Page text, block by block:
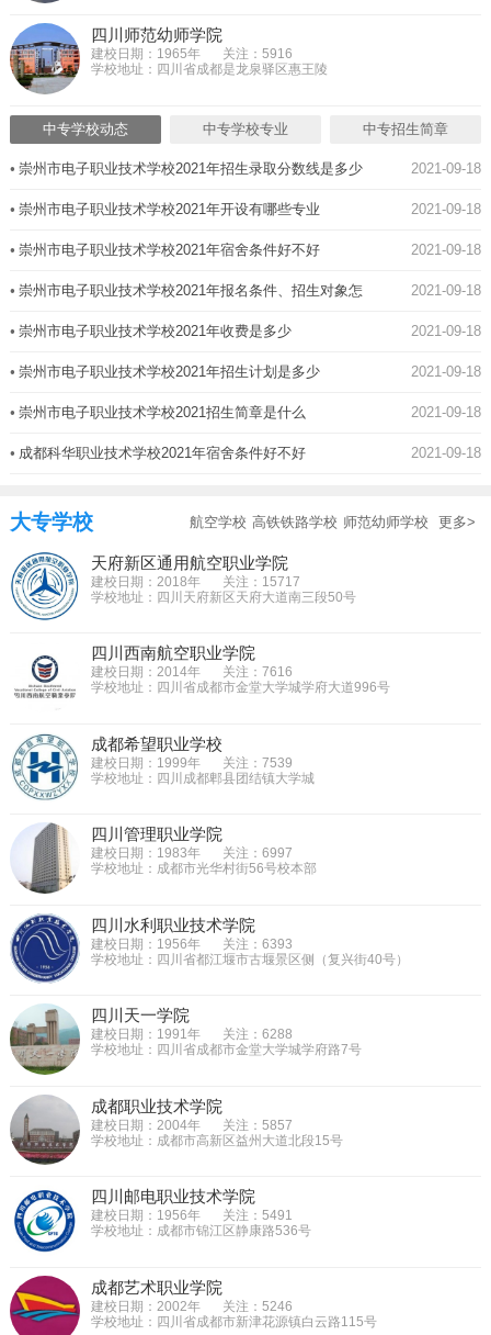
四川师范幼师学院
建校日期：1965年
关注：5916
学校地址：四川省成都是龙泉驿区惠王陵
中专学校动态 中专学校专业 中专招生简章
• 崇州市电子职业技术学校2021年招生录取分数线是多少 2021-09-18
• 崇州市电子职业技术学校2021年开设有哪些专业 2021-09-18
• 崇州市电子职业技术学校2021年宿舍条件好不好 2021-09-18
• 崇州市电子职业技术学校2021年报名条件、招生对象怎
么样
2021-09-18
• 崇州市电子职业技术学校2021年收费是多少 2021-09-18
• 崇州市电子职业技术学校2021年招生计划是多少 2021-09-18
• 崇州市电子职业技术学校2021招生简章是什么 2021-09-18
• 成都科华职业技术学校2021年宿舍条件好不好 2021-09-18
大专学校 航空学校 高铁铁路学校 师范幼师学校 更多>
天府新区通用航空职业学院
建校日期：2018年
关注：15717
学校地址：四川天府新区天府大道南三段50号
四川西南航空职业学院
建校日期：2014年
关注：7616
学校地址：四川省成都市金堂大学城学府大道996号
成都希望职业学校
建校日期：1999年
关注：7539
学校地址：四川成都郫县团结镇大学城
四川管理职业学院
建校日期：1983年
关注：6997
学校地址：成都市光华村街56号校本部
四川水利职业技术学院
建校日期：1956年
关注：6393
学校地址：四川省都江堰市古堰景区侧（复兴街40号）
四川天一学院
建校日期：1991年
关注：6288
学校地址：四川省成都市金堂大学城学府路7号
成都职业技术学院
建校日期：2004年
关注：5857
学校地址：成都市高新区益州大道北段15号
四川邮电职业技术学院
建校日期：1956年
关注：5491
学校地址：成都市锦江区静康路536号
成都艺术职业学院
建校日期：2002年
关注：5246
学校地址：四川省成都市新津花源镇白云路115号